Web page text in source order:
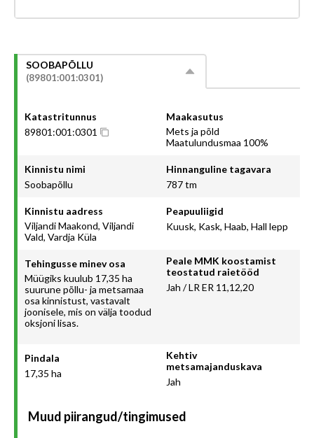
SOOBAPÕLLU
(89801:001:0301)
Katastritunnus
89801:001:0301
Maakasutus
Mets ja põld
Maatulundusmaa 100%
Kinnistu nimi
Soobapõllu
Hinnanguline tagavara
787 tm
Kinnistu aadress
Viljandi Maakond, Viljandi
Vald, Vardja Küla
Peapuuliigid
Kuusk, Kask, Haab, Hall lepp
Tehingusse minev osa
Müügiks kuulub 17,35 ha
suurune põllu- ja metsamaa
osa kinnistust, vastavalt
joonisele, mis on välja toodud
oksjoni lisas.
Peale MMK koostamist
teostatud raietööd
Jah / LR ER 11,12,20
Pindala
17,35 ha
Kehtiv
metsamajanduskava
Jah
Muud piirangud/tingimused